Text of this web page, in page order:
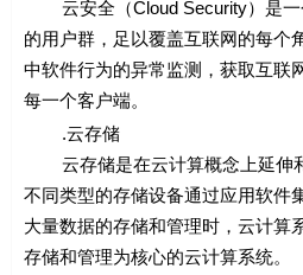
云安全（Cloud Security）是一
的用户群，足以覆盖互联网的每个
中软件行为的异常监测，获取互联
每一个客户端。
.云存储
云存储是在云计算概念上延伸和
不同类型的存储设备通过应用软件
大量数据的存储和管理时，云计算
存储和管理为核心的云计算系统。